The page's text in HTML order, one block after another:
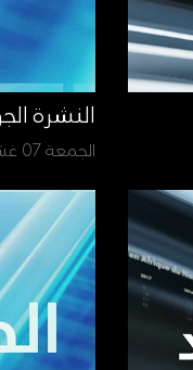
النشرة
الجمعة 07 غشت 2026